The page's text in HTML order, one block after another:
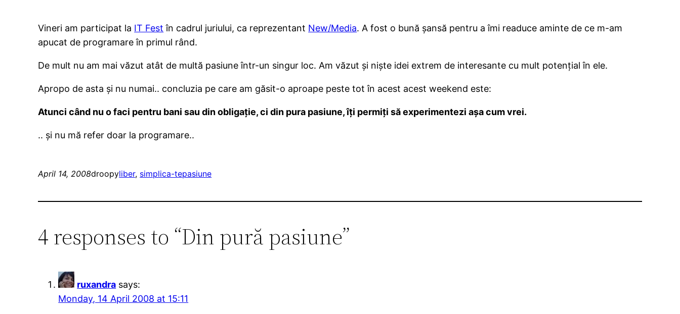
Vineri am participat la IT Fest în cadrul juriului, ca reprezentant New/Media. A fost o bună șansă pentru a îmi readuce aminte de ce m-am
apucat de programare în primul rând.
De mult nu am mai văzut atât de multă pasiune într-un singur loc. Am văzut și niște idei extrem de interesante cu mult potențial în ele.
Apropo de asta și nu numai.. concluzia pe care am găsit-o aproape peste tot în acest acest weekend este:
Atunci când nu o faci pentru bani sau din obligație, ci din pura pasiune, îți permiți să experimentezi așa cum vrei.
.. și nu mă refer doar la programare..
April 14, 2008droopyliber, simplica-tepasiune
4 responses to “Din pură pasiune”
ruxandra says:
Monday, 14 April 2008 at 15:11